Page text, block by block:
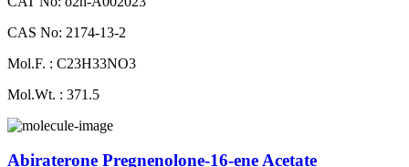
CAS No: 2174-13-2
Mol.F. : C23H33NO3
Mol.Wt. : 371.5
Abiraterone Pregnenolone-16-ene Acetate